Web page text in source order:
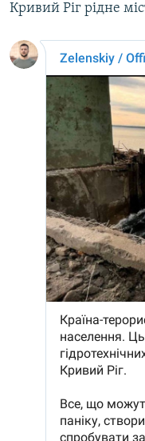
Кривий Ріг рідне